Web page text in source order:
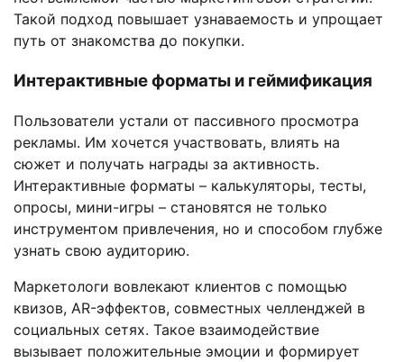
Такой подход повышает узнаваемость и упрощает
путь от знакомства до покупки.
Интерактивные форматы и геймификация
Пользователи устали от пассивного просмотра
рекламы. Им хочется участвовать, влиять на
сюжет и получать награды за активность.
Интерактивные форматы – калькуляторы, тесты,
опросы, мини-игры – становятся не только
инструментом привлечения, но и способом глубже
узнать свою аудиторию.
Маркетологи вовлекают клиентов с помощью
квизов, AR-эффектов, совместных челленджей в
социальных сетях. Такое взаимодействие
вызывает положительные эмоции и формирует